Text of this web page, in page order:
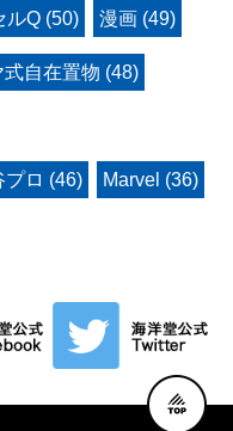
ルQ (50) 漫画 (49)
式自在置物 (48)
プロ (46) Marvel (36)